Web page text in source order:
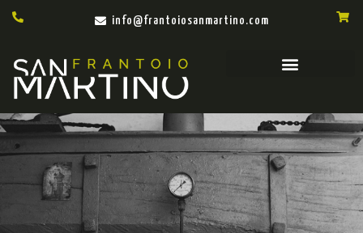
info@frantoiosanmartino.com